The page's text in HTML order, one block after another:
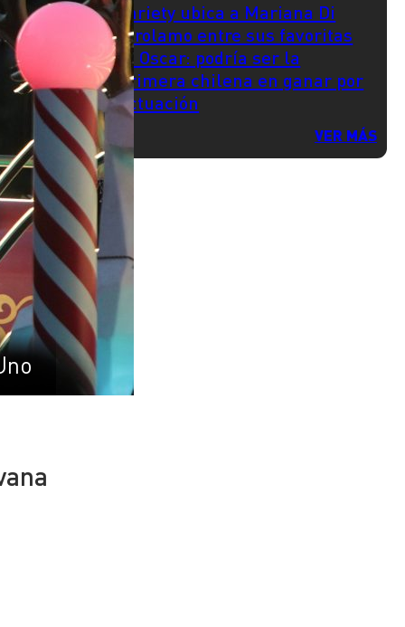
Variety ubica a Mariana Di
Girolamo entre sus favoritas
al Oscar: podría ser la
primera chilena en ganar por
actuación
VER MÁS